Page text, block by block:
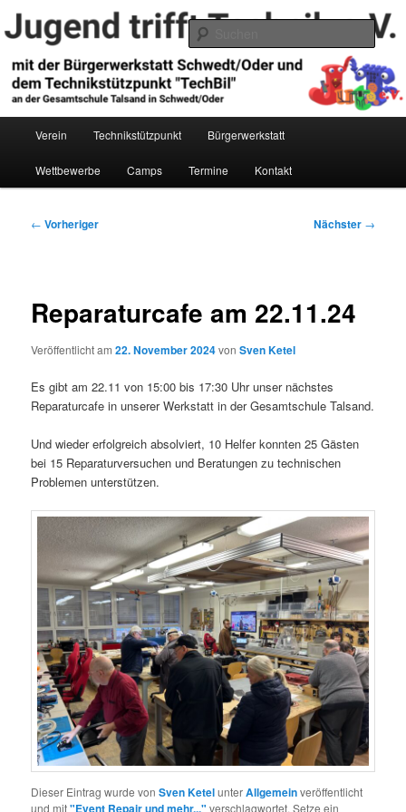
Zum
primären
springenJugend trifft Technik e.V.
Verein Technikstützpunkt Bürgerwerkstatt
Wettbewerbe Camps Termine Kontakt
Beitragsnavigation
← Vorheriger Nächster →
Reparaturcafe am 22.11.24
Veröffentlicht am22. November 2024vonSven Ketel
Es gibt am 22.11 von 15:00 bis 17:30 Uhr unser nächstes
Reparaturcafe in unserer Werkstatt in der Gesamtschule Talsand.
Und wieder erfolgreich absolviert, 10 Helfer konnten 25 Gästen
bei 15 Reparaturversuchen und Beratungen zu technischen
Problemen unterstützen.
Dieser Eintrag wurde vonSven KetelunterAllgemeinveröffentlicht
und mit"Event Repair und mehr..." verschlagwortet. Setze ein